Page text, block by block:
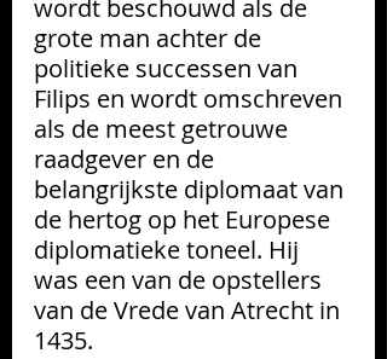
wordt beschouwd als de
grote man achter de
politieke successen van
Filips en wordt omschreven
als de meest getrouwe
raadgever en de
belangrijkste diplomaat van
de hertog op het Europese
diplomatieke toneel. Hij
was een van de opstellers
van de Vrede van Atrecht in
1435.